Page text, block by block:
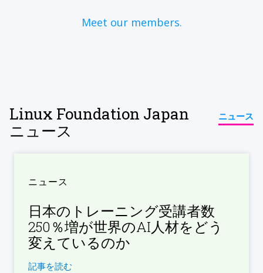
Meet our members.
Linux Foundation Japan
ニュース
ニュース
ニュース
日本のトレーニング受講者数
250％増が世界のAI人材をどう
変えているのか
記事を読む